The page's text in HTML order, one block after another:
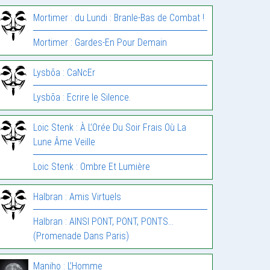
Mortimer : du Lundi : Branle-Bas de Combat !
Mortimer : Gardes-En Pour Demain
Lysbõa : CaNcEr
Lysbõa : Ecrire le Silence.
Loic Stenk : À L’Orée Du Soir Frais Où La
Lune Âme Veille
Loic Stenk : Ombre Et Lumière
Halbran : Amis Virtuels
Halbran : AINSI PONT, PONT, PONTS…
(Promenade Dans Paris)
Maniho : L’Homme